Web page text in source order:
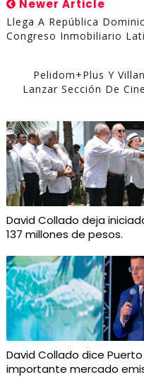
Newer Article
Llega A República
Congreso Inmobiliario
Pelidom+Plus Y
Lanzar Sección De
David Collado deja
137 millones de pesos.
David Collado dice
importante mercado